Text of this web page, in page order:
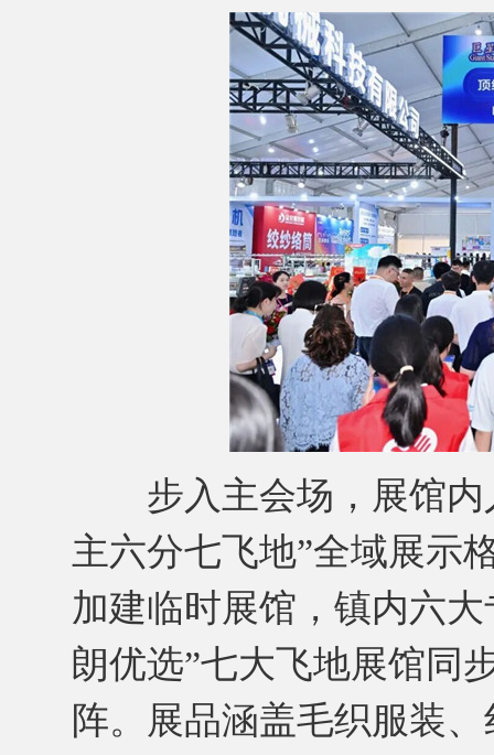
步入主会场，展馆内
主六分七飞地”全域展
加建临时展馆，镇内六
朗优选”七大飞地展馆同
阵。展品涵盖毛织服装